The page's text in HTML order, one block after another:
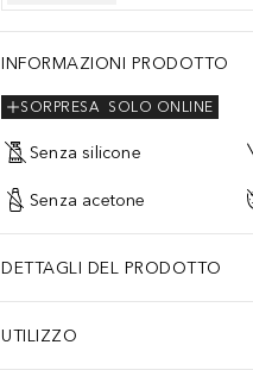
INFORMAZIONI PRODOTTO
SOLO ONLINE
SORPRESA
Senza silicone
Senza acetone
DETTAGLI DEL PRODOTTO
UTILIZZO